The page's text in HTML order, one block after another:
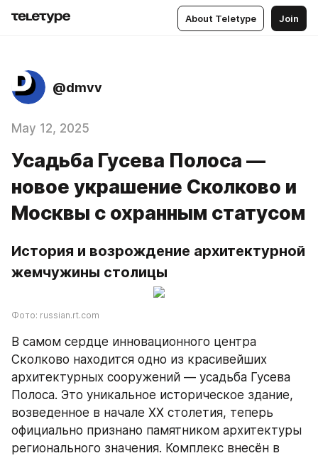
About Teletype Join
@dmvv
May 12, 2025
Усадьба Гусева Полоса —
новое украшение Сколково и
Москвы с охранным статусом
История и возрождение архитектурной
жемчужины столицы
Фото: russian.rt.com
В самом сердце инновационного центра
Сколково находится одно из красивейших
архитектурных сооружений — усадьба Гусева
Полоса. Это уникальное историческое здание,
возведенное в начале XX столетия, теперь
официально признано памятником архитектуры
регионального значения. Комплекс внесён в